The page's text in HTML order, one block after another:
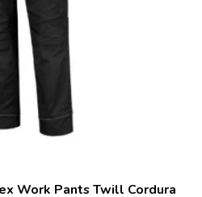
Work Pants Twill Cordura